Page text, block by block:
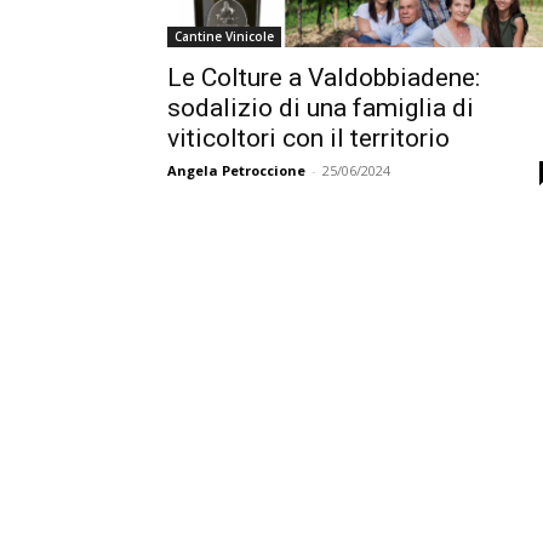
Cantine Vinicole
Le Colture a Valdobbiadene:
sodalizio di una famiglia di
viticoltori con il territorio
Angela Petroccione - 25/06/2024